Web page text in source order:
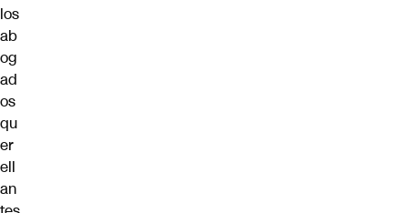
los
ab
og
ad
os
qu
er
ell
an